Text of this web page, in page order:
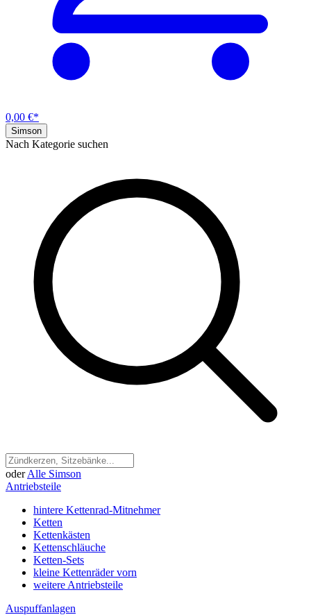
0,00 €*
Simson
Nach Kategorie suchen
oder Alle Simson
Antriebsteile
hintere Kettenrad-Mitnehmer
Ketten
Kettenkästen
Kettenschläuche
Ketten-Sets
kleine Kettenräder vorn
weitere Antriebsteile
Auspuffanlagen